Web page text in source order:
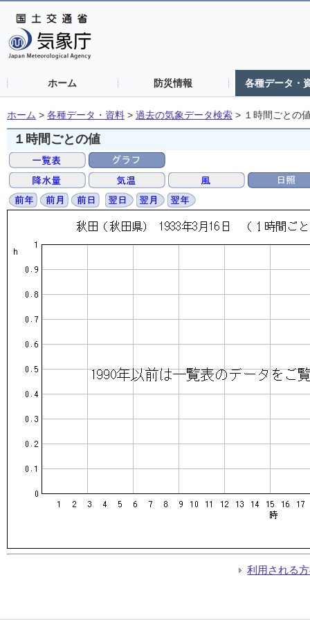
ホーム 防災情報 各種データ・
ホーム > 各種データ・資料 > 過去の気象データ検索 > １時間ごとの
１時間ごとの値
利用される